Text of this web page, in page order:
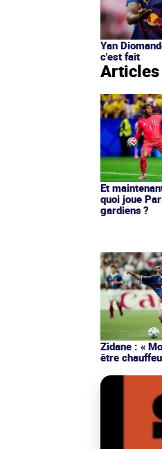
Yan
c'est fait
Articles
Et
quoi joue
gardiens ?
Zidane : «
être